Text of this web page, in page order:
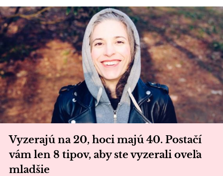
Vyzerajú na 20, hoci majú 40. Postačí
vám len 8 tipov, aby ste vyzerali oveľa
mladšie